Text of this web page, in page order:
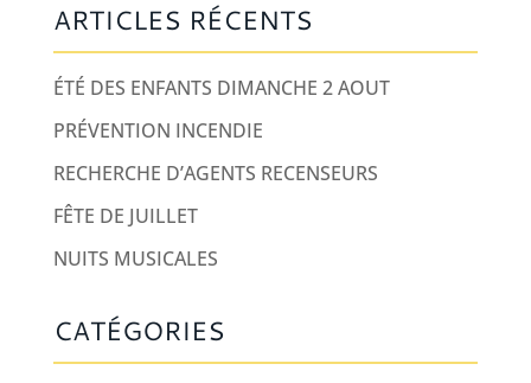
ARTICLES RÉCENTS
ÉTÉ DES ENFANTS DIMANCHE 2 AOUT
PRÉVENTION INCENDIE
RECHERCHE D’AGENTS RECENSEURS
FÊTE DE JUILLET
NUITS MUSICALES
CATÉGORIES